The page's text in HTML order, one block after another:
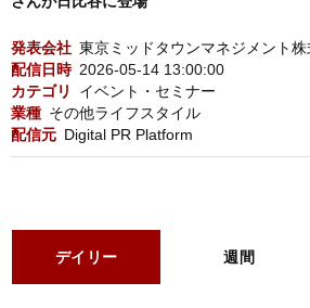
発表会社 東京ミッドタウンマネジメント株
配信日時 2026-05-14 13:00:00
カテゴリ
イベント・セミナー
業種 その他ライフスタイル
配信元 Digital PR Platform
デイリー 週間